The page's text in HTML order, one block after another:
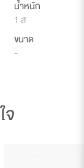
น้ำหนัก
1 ส
ขนาด
-